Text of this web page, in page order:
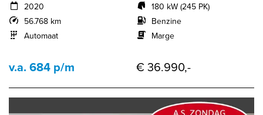
2020
56.768 km
Automaat
180 kW (245 PK)
Benzine
Marge
v.a. 684 p/m € 36.990,-